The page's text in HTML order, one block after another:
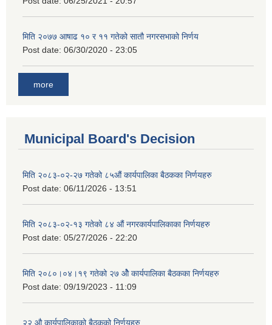
मिति २०७७ आषाढ १० र ११ गतेको सातौ नगरसभाको निर्णय
Post date: 06/30/2020 - 23:05
more
Municipal Board's Decision
मिति २०८३-०२-२७ गतेको ८५औं कार्यपालिका बैठकका निर्णयहरु
Post date: 06/11/2026 - 13:51
मिति २०८३-०२-१३ गतेको ८४ औं नगरकार्यपालिकाका निर्णयहरु
Post date: 05/27/2026 - 22:20
मिति २०८०।०४।१९ गतेको २७ ‌‍‌ओेै कार्यपालिका बैठकका निर्णयहरु
Post date: 09/19/2023 - 11:09
२‍२ औ कार्यपालिकाको बैठकको निर्णयहरु